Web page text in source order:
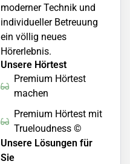
moderner Technik und
individueller Betreuung
ein völlig neues
Hörerlebnis.
Unsere Hörtest
Premium Hörtest
machen
Premium Hörtest mit
Trueloudness ©
Unsere Lösungen für
Sie